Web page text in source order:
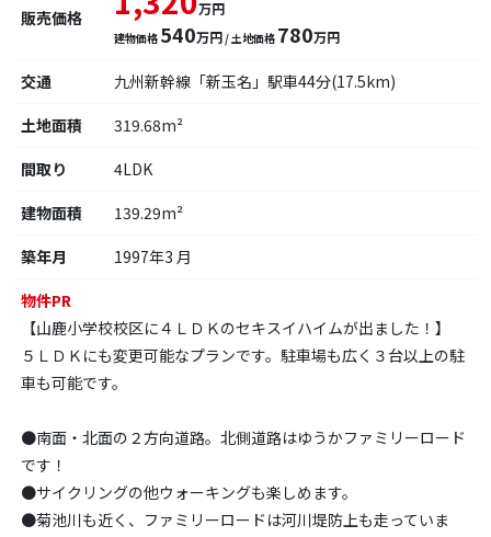
販売価格 万円
建物価格 540万円 / 土地価格 780万円
交通
九州新幹線「新玉名」駅車44分(17.5km)
土地面積
319.68m²
間取り
4LDK
建物面積
139.29m²
築年月
1997年3 月
物件PR
【山鹿小学校校区に４ＬＤＫのセキスイハイムが出ました！】
５ＬＤＫにも変更可能なプランです。駐車場も広く３台以上の駐
車も可能です。
●南面・北面の２方向道路。北側道路はゆうかファミリーロード
です！
●サイクリングの他ウォーキングも楽しめます。
●菊池川も近く、ファミリーロードは河川堤防上も走っていま